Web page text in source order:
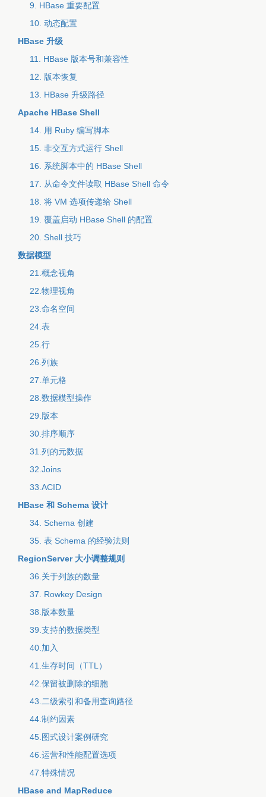
9. HBase 重要配置
10. 动态配置
HBase 升级
11. HBase 版本号和兼容性
12. 版本恢复
13. HBase 升级路径
Apache HBase Shell
14. 用 Ruby 编写脚本
15. 非交互方式运行 Shell
16. 系统脚本中的 HBase Shell
17. 从命令文件读取 HBase Shell 命令
18. 将 VM 选项传递给 Shell
19. 覆盖启动 HBase Shell 的配置
20. Shell 技巧
数据模型
21.概念视角
22.物理视角
23.命名空间
24.表
25.行
26.列族
27.单元格
28.数据模型操作
29.版本
30.排序顺序
31.列的元数据
32.Joins
33.ACID
HBase 和 Schema 设计
34. Schema 创建
35. 表 Schema 的经验法则
RegionServer 大小调整规则
36.关于列族的数量
37. Rowkey Design
38.版本数量
39.支持的数据类型
40.加入
41.生存时间（TTL）
42.保留被删除的细胞
43.二级索引和备用查询路径
44.制约因素
45.图式设计案例研究
46.运营和性能配置选项
47.特殊情况
HBase and MapReduce